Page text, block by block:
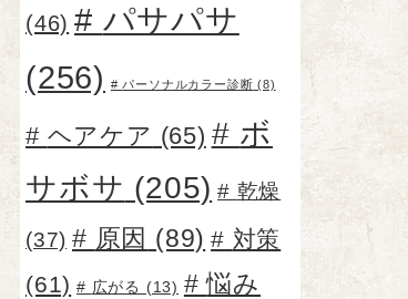
(46)
パサパサ
(256)
パーソナルカラー診断 (8)
ヘアケア (65)
ボ
サボサ (205) 乾燥
(37) 原因 (89)
対策
(61)
広がる (13)
悩み